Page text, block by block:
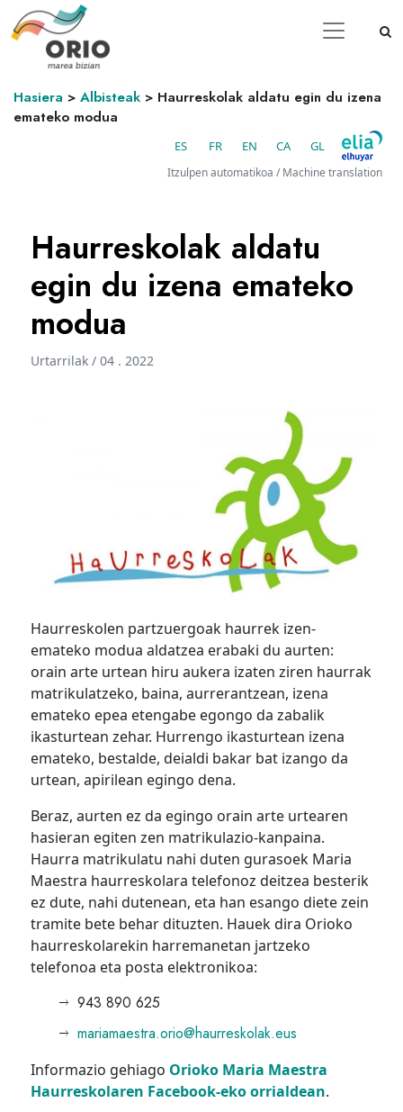
Hasiera > Albisteak > Haurreskolak aldatu egin du izena
emateko modua
ES FR EN CA GL
Itzulpen automatikoa / Machine translation
Haurreskolak aldatu
egin du izena emateko
modua
Urtarrilak / 04 . 2022
Haurreskolen partzuergoak haurrek izen-
emateko modua aldatzea erabaki du aurten:
orain arte urtean hiru aukera izaten ziren haurrak
matrikulatzeko, baina, aurrerantzean, izena
emateko epea etengabe egongo da zabalik
ikasturtean zehar. Hurrengo ikasturtean izena
emateko, bestalde, deialdi bakar bat izango da
urtean, apirilean egingo dena.
Beraz, aurten ez da egingo orain arte urtearen
hasieran egiten zen matrikulazio-kanpaina.
Haurra matrikulatu nahi duten gurasoek Maria
Maestra haurreskolara telefonoz deitzea besterik
ez dute, nahi dutenean, eta han esango diete zein
tramite bete behar dituzten. Hauek dira Orioko
haurreskolarekin harremanetan jartzeko
telefonoa eta posta elektronikoa:
943 890 625
mariamaestra.orio@haurreskolak.eus
Informazio gehiago Orioko Maria Maestra
Haurreskolaren Facebook-eko orrialdean.